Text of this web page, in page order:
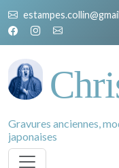
Gravures anciennes,
japonaises